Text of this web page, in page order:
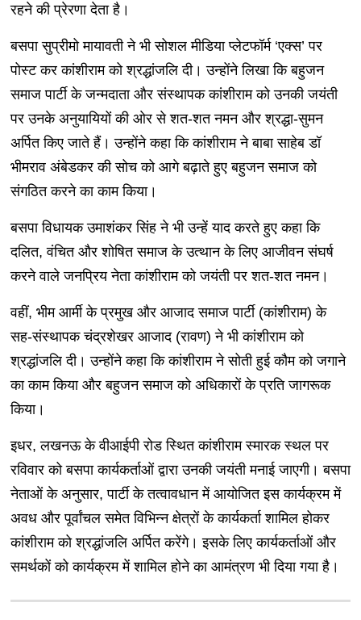
रहने की प्रेरणा देता है।
बसपा सुप्रीमो मायावती ने भी सोशल मीडिया प्लेटफॉर्म ‘एक्स’ पर
पोस्ट कर कांशीराम को श्रद्धांजलि दी। उन्होंने लिखा कि बहुजन
समाज पार्टी के जन्मदाता और संस्थापक कांशीराम को उनकी जयंती
पर उनके अनुयायियों की ओर से शत-शत नमन और श्रद्धा-सुमन
अर्पित किए जाते हैं। उन्होंने कहा कि कांशीराम ने बाबा साहेब डॉ
भीमराव अंबेडकर की सोच को आगे बढ़ाते हुए बहुजन समाज को
संगठित करने का काम किया।
बसपा विधायक उमाशंकर सिंह ने भी उन्हें याद करते हुए कहा कि
दलित, वंचित और शोषित समाज के उत्थान के लिए आजीवन संघर्ष
करने वाले जनप्रिय नेता कांशीराम को जयंती पर शत-शत नमन।
वहीं, भीम आर्मी के प्रमुख और आजाद समाज पार्टी (कांशीराम) के
सह-संस्थापक चंद्रशेखर आजाद (रावण) ने भी कांशीराम को
श्रद्धांजलि दी। उन्होंने कहा कि कांशीराम ने सोती हुई कौम को जगाने
का काम किया और बहुजन समाज को अधिकारों के प्रति जागरूक
किया।
इधर, लखनऊ के वीआईपी रोड स्थित कांशीराम स्मारक स्थल पर
रविवार को बसपा कार्यकर्ताओं द्वारा उनकी जयंती मनाई जाएगी। बसपा
नेताओं के अनुसार, पार्टी के तत्वावधान में आयोजित इस कार्यक्रम में
अवध और पूर्वांचल समेत विभिन्न क्षेत्रों के कार्यकर्ता शामिल होकर
कांशीराम को श्रद्धांजलि अर्पित करेंगे। इसके लिए कार्यकर्ताओं और
समर्थकों को कार्यक्रम में शामिल होने का आमंत्रण भी दिया गया है।